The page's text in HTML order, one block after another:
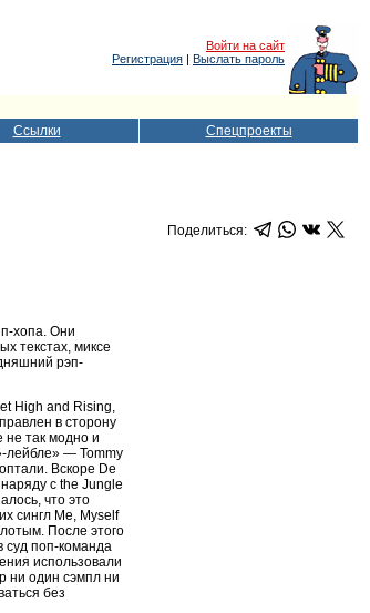
Войти на сайт
Регистрация | Выслать пароль
Ссылки Спецпроекты
Поделиться:
хопа. Они
текстах, миксе
рэп-
High and Rising,
в сторону
не так модно и
лейбле» — Tommy
Вскоре De
с the Jungle
что это
сингл Me, Myself
После этого
суд поп-команда
использовали
ни один сэмпл ни
без